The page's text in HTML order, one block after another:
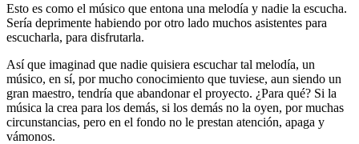
Esto es como el músico que entona una melodía y nadie la escucha.
Sería deprimente habiendo por otro lado muchos asistentes para
escucharla, para disfrutarla.
Así que imaginad que nadie quisiera escuchar tal melodía, un
músico, en sí, por mucho conocimiento que tuviese, aun siendo un
gran maestro, tendría que abandonar el proyecto. ¿Para qué? Si la
música la crea para los demás, si los demás no la oyen, por muchas
circunstancias, pero en el fondo no le prestan atención, apaga y
vámonos.